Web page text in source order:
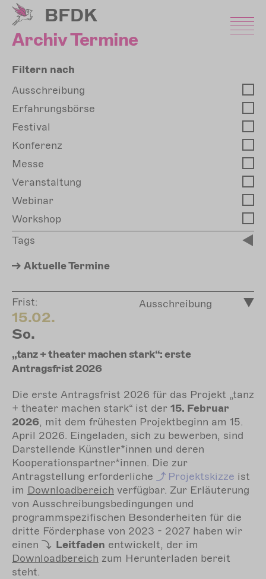
Direkt
zum
Inhalt
BFDK
Archiv Termine
Frist:
15.02.
So.
Ausschreibung
„tanz + theater machen stark“: erste
Antragsfrist 2026
Die erste Antragsfrist 2026 für das Projekt „tanz
+ theater machen stark“ ist der 15. Februar
2026, mit dem frühesten Projektbeginn am 15.
April 2026. Eingeladen, sich zu bewerben, sind
Darstellende Künstler*innen und deren
Kooperationspartner*innen. Die zur
Antragstellung erforderliche
Projektskizze ist
im Downloadbereich verfügbar. Zur Erläuterung
von Ausschreibungsbedingungen und
programmspezifischen Besonderheiten für die
dritte Förderphase von 2023 - 2027 haben wir
einen
Leitfaden entwickelt, der im
Downloadbereich zum Herunterladen bereit
steht.
Filtern nach
Ausschreibung
Erfahrungsbörse
Festival
Konferenz
Messe
Veranstaltung
Webinar
Workshop
Tags
AktuelleTermine